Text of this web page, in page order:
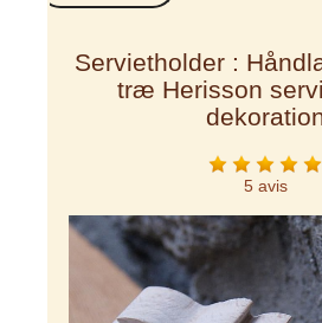
Servietholder :
træ Herisson
5 avis